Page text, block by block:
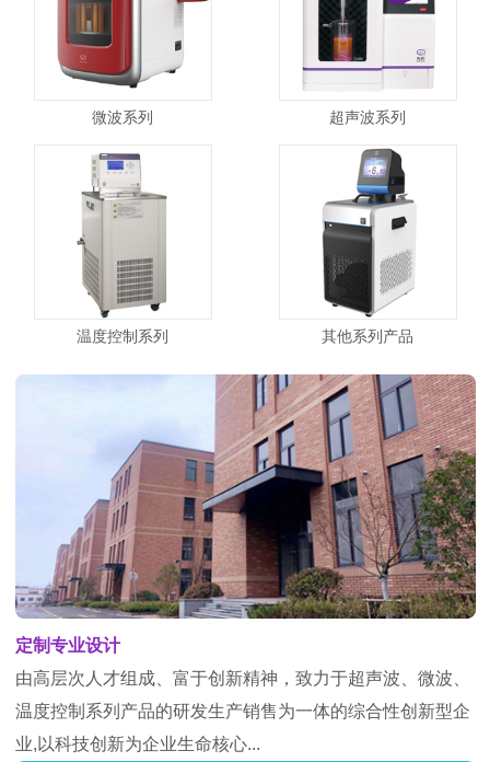
微波系列 超声波系列
温度控制系列 其他系列产品
定制专业设计
由高层次人才组成、富于创新精神，致力于超声波、微波、
温度控制系列产品的研发生产销售为一体的综合性创新型企
业,以科技创新为企业生命核心...